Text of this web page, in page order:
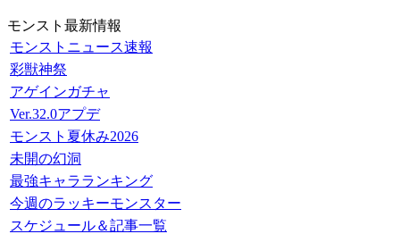
モンスト最新情報
モンストニュース速報
彩獣神祭
アゲインガチャ
Ver.32.0アプデ
モンスト夏休み2026
未開の幻洞
最強キャラランキング
今週のラッキーモンスター
スケジュール＆記事一覧